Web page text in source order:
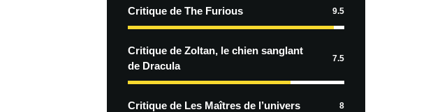
Critique de The Furious 9.5
Critique de Zoltan, le chien sanglant
de Dracula
7.5
Critique de Les Maîtres de l’univers 8